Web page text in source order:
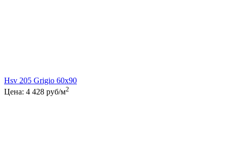
Hsv 205 Grigio 60x90
Цена: 4 428 руб/м2